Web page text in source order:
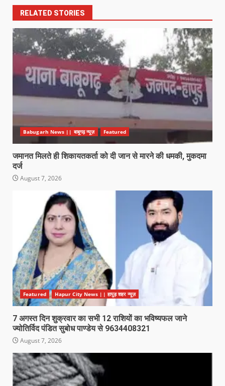
RELATED STORIES
Babugarh News || बाबूगढ़ न्यूज़ Featured
जमानत मिलते ही शिकायतकर्ता को दी जान से मारने की धमकी, मुकदमा
दर्ज
August 7, 2026
Featured Hapur City News || हापुड़ शहर न्यूज़
7 अगस्त दिन शुक्रवार का सभी 12 राशियों का भविष्यफल जाने
ज्योतिर्विद पंडित सुबोध पाण्डेय से 9634408321
August 7, 2026